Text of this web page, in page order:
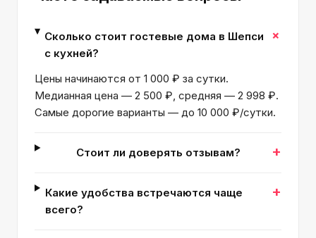
Сколько стоит гостевые дома в Шепси
с кухней?
+
Цены начинаются от 1 000 ₽ за сутки.
Медианная цена — 2 500 ₽, средняя — 2 998 ₽.
Самые дорогие варианты — до 10 000 ₽/сутки.
Стоит ли доверять отзывам? +
Какие удобства встречаются чаще
всего?
+